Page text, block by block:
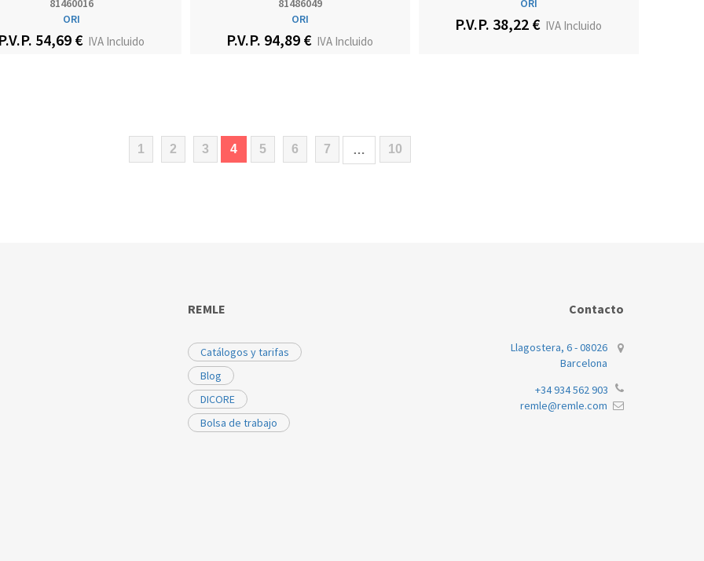
81460016
ORI
54,69 € IVA Incluido
81486049
ORI
P.V.P. 94,89 € IVA Incluido
ORI
P.V.P. 38,22 € IVA Incluido
1 2 3 4(current)
5 6 7 … 10
REMLE
Catálogos y tarifas
Blog
DICORE
Bolsa de trabajo
Contacto
Llagostera, 6 - 08026
Barcelona
+34 934 562 903
remle@remle.com